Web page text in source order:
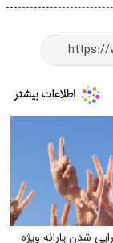
شدن یارانه ویژه